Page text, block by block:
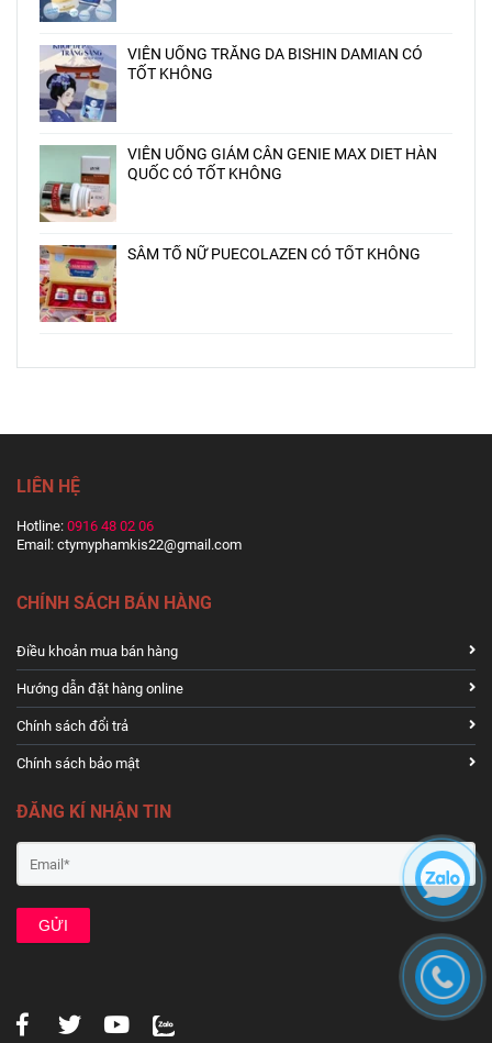
VIÊN UỐNG TRẮNG DA BISHIN DAMIAN CÓ
TỐT KHÔNG
VIÊN UỐNG GIẢM CÂN GENIE MAX DIET HÀN
QUỐC CÓ TỐT KHÔNG
SÂM TỐ NỮ PUECOLAZEN CÓ TỐT KHÔNG
LIÊN HỆ
Hotline: 0916 48 02 06
Email: ctymyphamkis22@gmail.com
CHÍNH SÁCH BÁN HÀNG
Điều khoản mua bán hàng
Hướng dẫn đặt hàng online
Chính sách đổi trả
Chính sách bảo mật
ĐĂNG KÍ NHẬN TIN
GỬI